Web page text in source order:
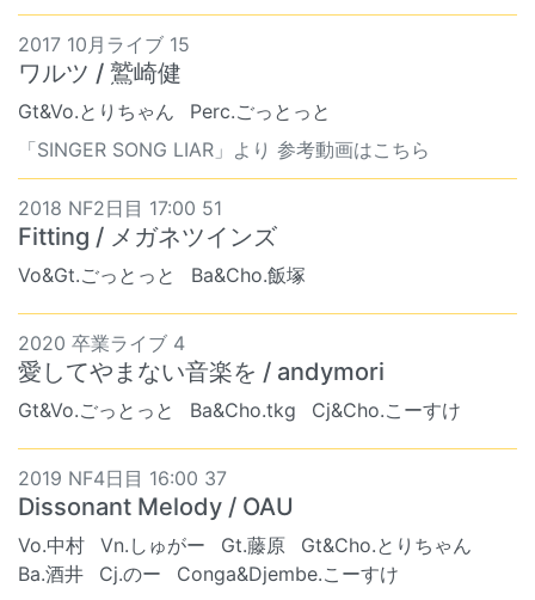
2017 10月ライブ 15
ワルツ / 鷲崎健
Gt&Vo.とりちゃん
Perc.ごっとっと
「SINGER SONG LIAR」より 参考動画はこちら
2018 NF2日目 17:00 51
Fitting / メガネツインズ
Vo&Gt.ごっとっと Ba&Cho.飯塚
2020 卒業ライブ 4
愛してやまない音楽を / andymori
Gt&Vo.ごっとっと Ba&Cho.tkg Cj&Cho.こーすけ
2019 NF4日目 16:00 37
Dissonant Melody / OAU
Vo.中村 Vn.しゅがー Gt.藤原
Gt&Cho.とりちゃん
Ba.酒井
Cj.のー Conga&Djembe.こーすけ